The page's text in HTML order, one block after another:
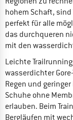
hohem Schaft, sind
perfekt für alle
das durchqueren
mit den
Leichte
wasserdichter
Regen und
Schuhe ohne
erlauben. Beim
Bergläufen mit